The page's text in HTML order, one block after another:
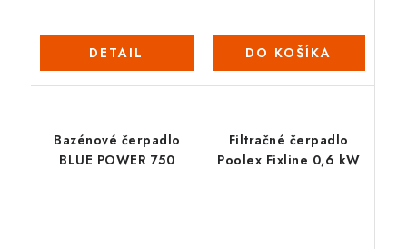
DETAIL DO KOŠÍKA
Bazénové čerpadlo
BLUE POWER 750
Filtračné čerpadlo
Poolex Fixline 0,6 kW